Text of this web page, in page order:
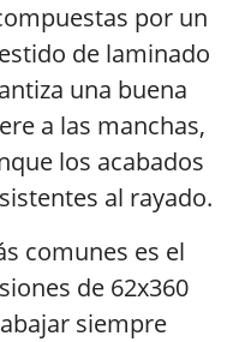
por un
de laminado
una buena
a las manchas,
los acabados
al rayado.
comunes es el
de 62x360
siempre